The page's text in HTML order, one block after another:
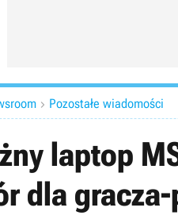
 Pozostałe wiadomości
laptop
dla